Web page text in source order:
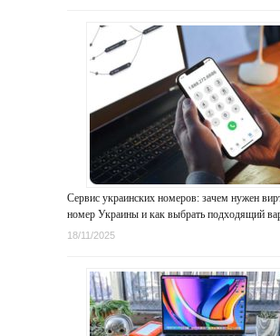
Сервис украинских номеров: зачем нужен
номер Украины и как выбрать подходящий
18/11/2025